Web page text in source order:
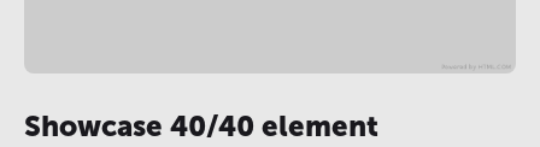
Showcase 40/40 element